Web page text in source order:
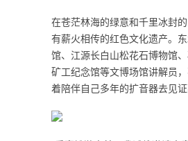
在苍茫林海的绿意和千里冰封
有薪火相传的红色文化遗产。
馆、江源长白山松花石博物馆
矿工纪念馆等文博场馆讲解员
着陪伴自己多年的扩音器去见证